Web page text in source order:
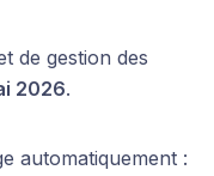
de gestion des
2026.
automatiquement :